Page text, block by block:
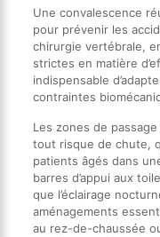
Une convalescence
pour prévenir les
chirurgie vertébrale,
strictes en matière
indispensable
contraintes
Les zones de
tout risque de chute,
patients âgés dans
barres d’appui aux
que l’éclairage
aménagements
au rez-de-chaussée